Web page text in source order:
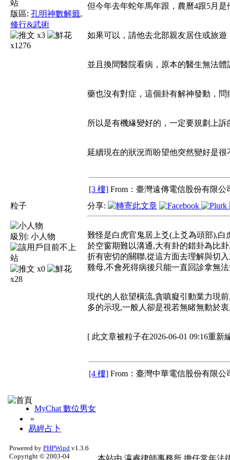
版區: 孔明神數解籤,
修行&武術
x3
x1276
但今年去年蛇年馬年跟，農曆4跟5月
如果可以，請他去北部親友居住或旅遊
並且換間醫院看病，原本的醫生無法體
藥也沒有對症，這個卦有解神發動，問
所以是有機緣變好的，一定要規劃上訴
延續現在的狀況而盼望他突然變好是很
[3 樓] From：臺灣遠傳電信股份有限公
粒子
級別: 小人物
x0
x28
分享:
難怪是白虎官鬼居上爻(上爻為頭部),
於空窗期難以溝通,大有卦的錯卦為比
折有密切的關聯,從這方面去理解與切
雞母,不會死得病後只能一直回診拿無
現代的人欲望橫流,貪嗔癡引動業力現
多的示現,一般人卻是視若無睹無動於
[ 此文章被粒子在2026-06-01 09:16重新
[4 樓] From：臺灣中華電信股份有限公
MyChat 數位男女
»
易經占卜
Powered by PHPWind v1.3.6
Copyright © 2003-04
本站由 瀛睿律師事務所 擔任常年法